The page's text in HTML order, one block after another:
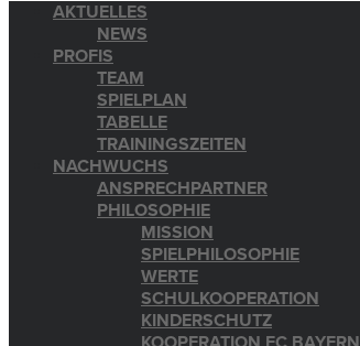
AKTUELLES
NEWS
PROFIS
TEAM
SPIELPLAN
TABELLE
TRAININGSZEITEN
NACHWUCHS
ANSPRECHPARTNER
PHILOSOPHIE
MISSION
SPIELPHILOSOPHIE
WERTE
SCHULKOOPERATION
KINDERSCHUTZ